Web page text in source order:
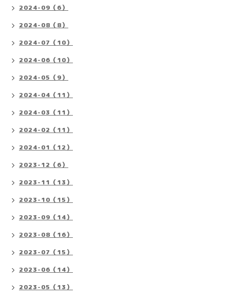
2024-09（6）
2024-08（8）
2024-07（10）
2024-06（10）
2024-05（9）
2024-04（11）
2024-03（11）
2024-02（11）
2024-01（12）
2023-12（6）
2023-11（13）
2023-10（15）
2023-09（14）
2023-08（16）
2023-07（15）
2023-06（14）
2023-05（13）